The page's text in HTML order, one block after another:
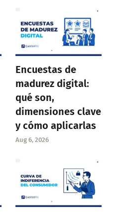
Encuestas de
madurez digital:
qué son,
dimensiones clave
y cómo aplicarlas
Aug 6, 2026